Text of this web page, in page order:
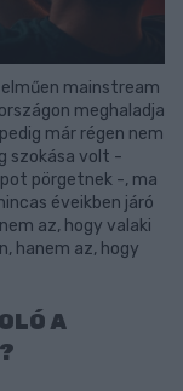
mainstream
meghaladja
már régen nem
szokása volt -
pörgetnek -, ma
éveikben járó
az, hogy valaki
hanem az, hogy
A